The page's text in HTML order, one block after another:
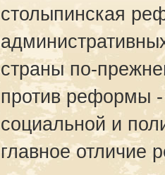
столыпинская
страны по-
против реформы
социальной и
главное отличие